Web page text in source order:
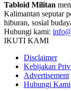
Tabloid Militan
Kalimantan seputar
hiburan, sosial
Hubungi kami:
IKUTI KAMI
Disclaimer
Kebijakan
Advertisement
Hubungi Kami